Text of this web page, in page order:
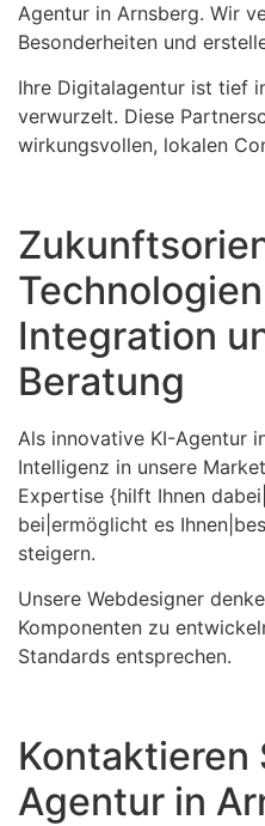
Agentur in Arnsberg. Wir
Besonderheiten und
Ihre Digitalagentur ist tief
verwurzelt. Diese
wirkungsvollen, lokalen
Integration
Beratung
Als innovative KI-Agentur
Intelligenz in unsere
Expertise {hilft Ihnen
bei|ermöglicht es
steigern.
Unsere Webdesigner
Komponenten zu
Standards entsprechen.
Kontaktieren
Agentur in